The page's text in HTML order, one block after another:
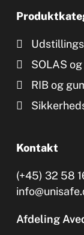
SOLAS
RIB og
Kontakt
(+45) 32 58
Afdeling